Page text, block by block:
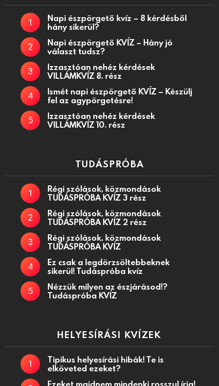
Napi észpörgető kvíz – 8 kérdésből
hány sikerül?
Napi észpörgető KVÍZ – Hány jó
választ tudsz?
Izzasztóan nehéz kérdések
VILLÁMKVÍZ 8. rész
Ismét napi észpörgető KVÍZ – Készülj
fel az agypörgetésre!
Izzasztóan nehéz kérdések
VILLÁMKVÍZ 10. rész
TUDÁSPRÓBA
Régi szólások, közmondások
TUDÁSPRÓBA KVÍZ 3 rész
Régi szólások, közmondások
TUDÁSPRÓBA KVÍZ 2 rész
Régi szólások, közmondások
TUDÁSPRÓBA KVÍZ
Ez csak a legdörzsöltebbeknek
sikerül! Tudáspróba kvíz
Nézzük milyen az észjárásod!?
Tudáspróba KVÍZ
HELYESÍRÁSI KVÍZEK
Tipikus helyesírási hibák! Te is
elköveted ezeket?
Ezeket majdnem mindenki rosszul írja!